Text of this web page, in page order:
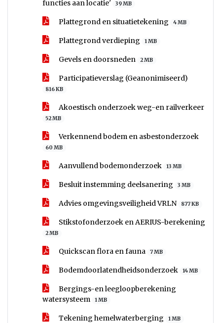
functies aan locatie' 39 MB
Plattegrond en situatietekening 4 MB
Plattegrond verdieping 1 MB
Gevels en doorsneden 2 MB
Participatieverslag (Geanonimiseerd)
816 KB
Akoestisch onderzoek weg-en railverkeer
52 MB
Verkennend bodem en asbestonderzoek
60 MB
Aanvullend bodemonderzoek 13 MB
Besluit instemming deelsanering 3 MB
Advies omgevingsveiligheid VRLN 877 KB
Stikstofonderzoek en AERIUS-berekening
2 MB
Quickscan flora en fauna 7 MB
Bodemdoorlatendheidsonderzoek 14 MB
Bergings-en leegloopberekening
watersysteem
1 MB
Tekening hemelwaterberging 1 MB